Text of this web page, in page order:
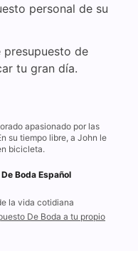
personal de su
presupuesto de
tu gran día.
apasionado por las
su tiempo libre, a John le
bicicleta.
Boda Español
la vida cotidiana
De Boda a tu propio